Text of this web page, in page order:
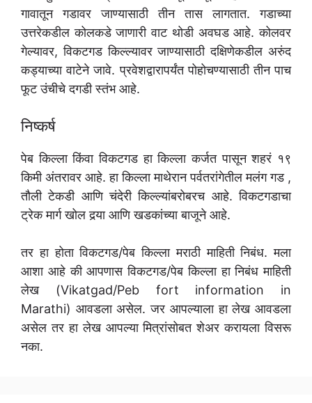
गावातून गडावर जाण्यासाठी तीन तास लागतात. गडाच्या
उत्तरेकडील कोलकडे जाणारी वाट थोडी अवघड आहे. कोलवर
गेल्यावर, विकटगड किल्ल्यावर जाण्यासाठी दक्षिणेकडील अरुंद
कड्याच्या वाटेने जावे. प्रवेशद्वारापर्यंत पोहोचण्यासाठी तीन पाच
फूट उंचीचे दगडी स्तंभ आहे.
निष्कर्ष
पेब किल्ला किंवा विकटगड हा किल्ला कर्जत पासून शहरं १९
किमी अंतरावर आहे. हा किल्ला माथेरान पर्वतरांगेतील मलंग गड ,
तौली टेकडी आणि चंदेरी किल्ल्यांबरोबरच आहे. विकटगडाचा
ट्रेक मार्ग खोल दर्‍या आणि खडकांच्या बाजूने आहे.
तर हा होता विकटगड/पेब किल्ला मराठी माहिती निबंध. मला
आशा आहे की आपणास विकटगड/पेब किल्ला हा निबंध माहिती
लेख (Vikatgad/Peb fort information in
Marathi) आवडला असेल. जर आपल्याला हा लेख आवडला
असेल तर हा लेख आपल्या मित्रांसोबत शेअर करायला विसरू
नका.